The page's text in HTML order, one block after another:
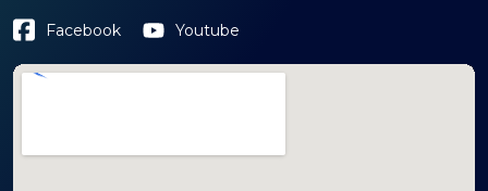
Facebook Youtube